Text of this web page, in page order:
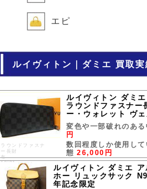
エピ
ルイヴィトン｜ダミエ 買取実
ラウンドファスナ
ー長財
布
18/01
ルイヴィトン ダミ
ラウンドファスナー
ー・ウォレット ヴ
変色や一部破れのあ
円
数回程度しか使用し
態26,000円
ルイヴィトン ダミエ
ホー リュックサック
年記念限定